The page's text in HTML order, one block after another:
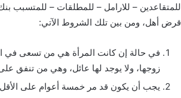
للمتقاعدين – للارامل – للمطلقات – للمتسبب
قرض أهل، ومن بين تلك الشروط الآتي:
في حالة إن كانت المرأة هي من تسعى في
زوجها، ولا يوجد لها عائل، وهي من تنفق على
يجب أن يكون قد مر خمسة أعوام على